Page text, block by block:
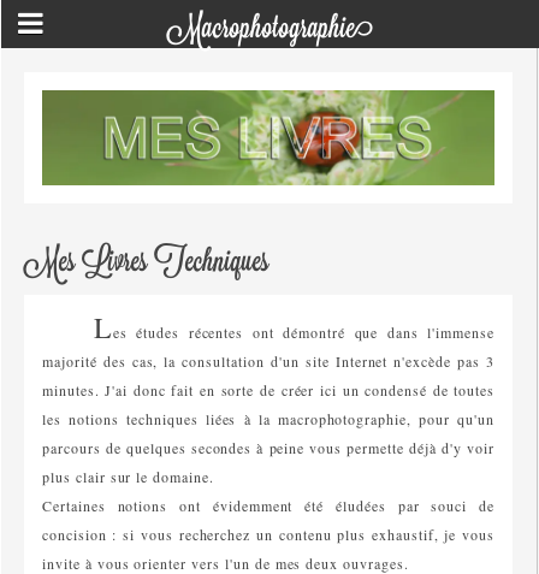
Macrophotographie
Mes Livres Techniques
Les études récentes ont démontré que dans l'immense
majorité des cas, la consultation d'un site Internet n'excède pas 3
minutes. J'ai donc fait en sorte de créer ici un condensé de toutes
les notions techniques liées à la macrophotographie, pour qu'un
parcours de quelques secondes à peine vous permette déjà d'y voir
plus clair sur le domaine.
Certaines notions ont évidemment été éludées par souci de
concision : si vous recherchez un contenu plus exhaustif, je vous
invite à vous orienter vers l'un de mes deux ouvrages.